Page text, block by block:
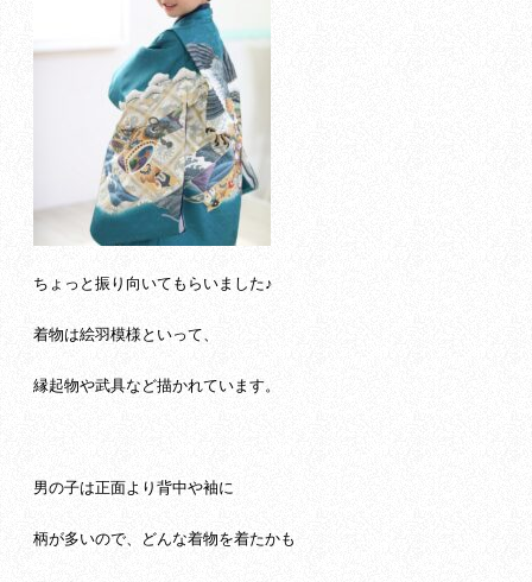
ちょっと振り向いてもらいました♪
着物は絵羽模様といって、
縁起物や武具など描かれています。
男の子は正面より背中や袖に
柄が多いので、どんな着物を着たかも